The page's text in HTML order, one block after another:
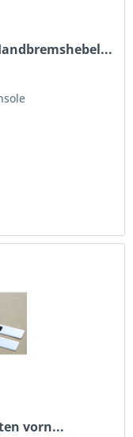
vorn...